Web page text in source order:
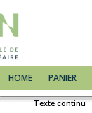
HOME PANIER
Texte continu